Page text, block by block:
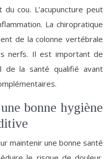
cou. L’acupuncture peut
La chiropratique
de la colonne vertébrale
nerfs. Il est important de
de la santé qualifié avant
bonne hygiène
maintenir une bonne santé